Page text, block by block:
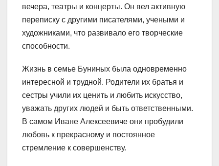
вечера, театры и концерты. Он вел активную
переписку с другими писателями, учеными и
художниками, что развивало его творческие
способности.
Жизнь в семье Буниных была одновременно
интересной и трудной. Родители их братья и
сестры учили их ценить и любить искусство,
уважать других людей и быть ответственными.
В самом Иване Алексеевиче они пробудили
любовь к прекрасному и постоянное
стремление к совершенству.